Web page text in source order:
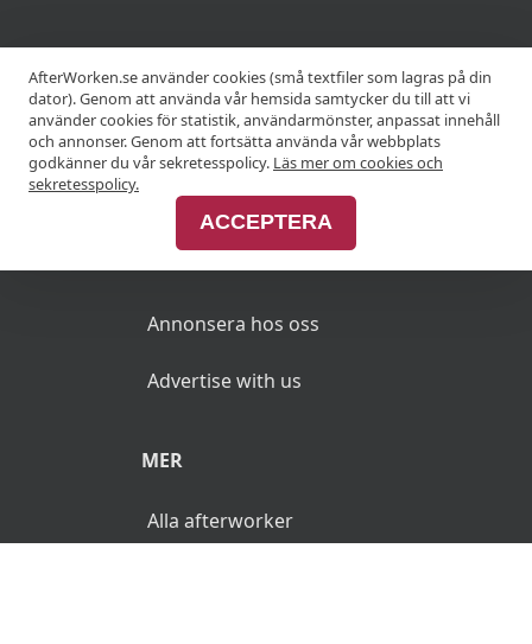
KRÖGARE
Anslut din restaurang
Annonsera hos oss
Advertise with us
MER
Alla afterworker
AfterWorken.se använder cookies (små textfiler som lagras på din
dator). Genom att använda vår hemsida samtycker du till att vi
använder cookies för statistik, användarmönster, anpassat innehåll
och annonser. Genom att fortsätta använda vår webbplats
godkänner du vår sekretesspolicy. Läs mer om cookies och
sekretesspolicy.
ACCEPTERA